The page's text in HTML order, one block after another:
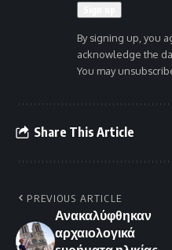
By signing up, you
acknowledge the
You may
Share This Article
PREVIOUS ARTICLE
Ανακαλύφθηκαν
αρχαιολογικά